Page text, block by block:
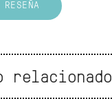
relacionado